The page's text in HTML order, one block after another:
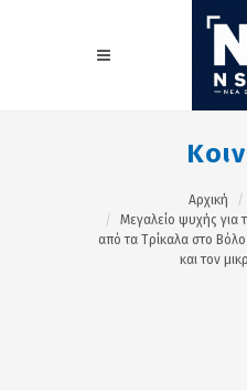
Αρχική
Μεγαλείο ψυχής για
από τα Τρίκαλα στο Βόλο
και τον